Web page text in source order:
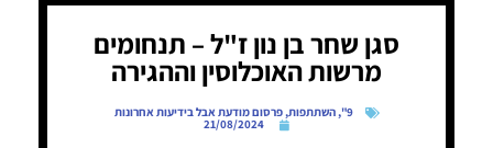
סגן שחר בן נון ז"ל – תנחומים
מרשות האוכלוסין וההגירה
9"
,השתתפות,פרסום מודעת אבל בידיעות אחרונות
21/08/2024